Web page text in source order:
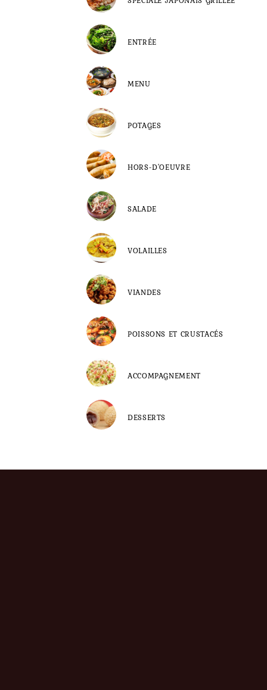
ENTRÉE
MENU
POTAGES
HORS-D'OEUVRE
SALADE
VOLAILLES
VIANDES
POISSONS ET CRUSTACÉS
ACCOMPAGNEMENT
DESSERTS